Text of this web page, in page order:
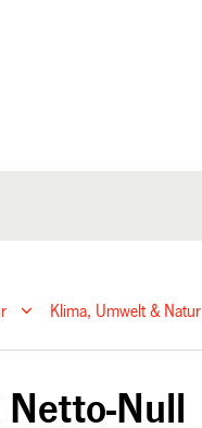
Klima, Umwelt & Natur
Null